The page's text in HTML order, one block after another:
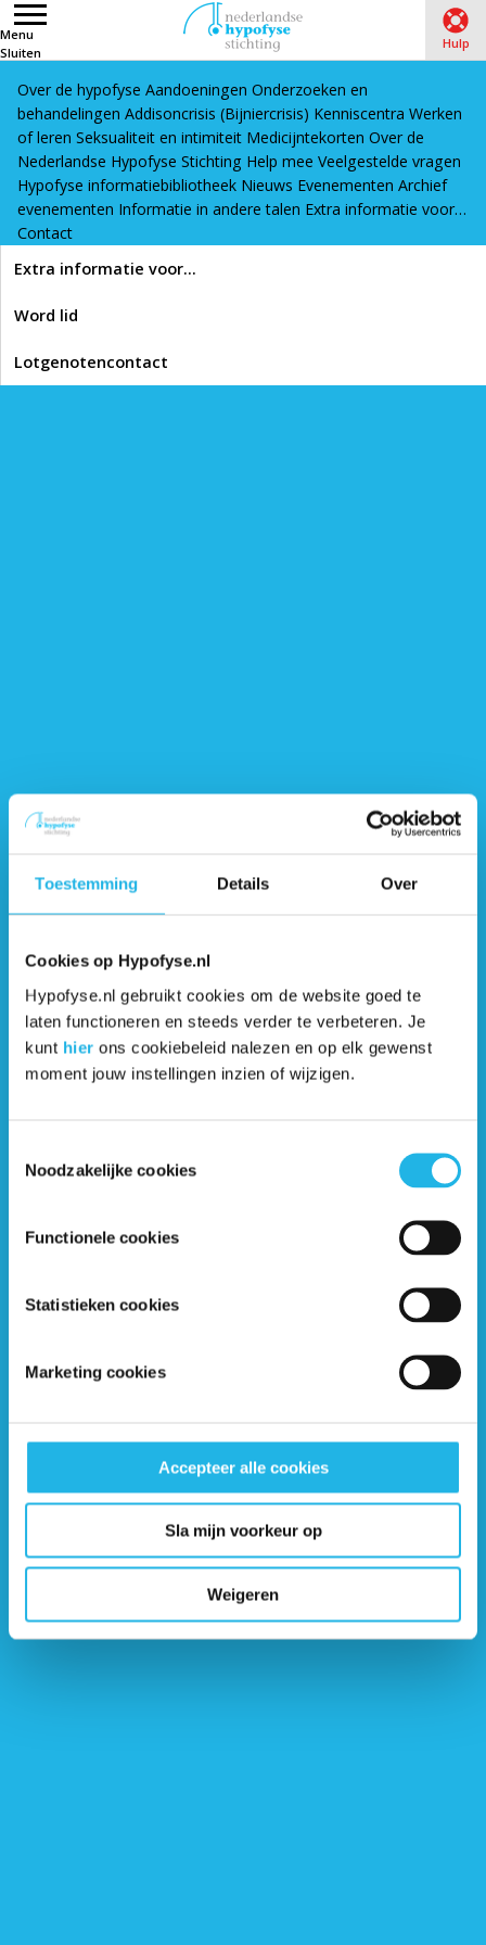
Toestemming Details Over
Cookies op Hypofyse.nl
Hypofyse.nl gebruikt cookies om de website goed te
laten functioneren en steeds verder te verbeteren. Je
kunt hier ons cookiebeleid nalezen en op elk gewenst
moment jouw instellingen inzien of wijzigen.
Noodzakelijke cookies
Functionele cookies
Statistieken cookies
Marketing cookies
Accepteer alle cookies
Sla mijn voorkeur op
Weigeren
Menu
Sluiten
Hulp
Over de hypofyse Aandoeningen Onderzoeken en
behandelingen Addisoncrisis (Bijniercrisis) Kenniscentra Werken
of leren Seksualiteit en intimiteit Medicijntekorten Over de
Nederlandse Hypofyse Stichting Help mee Veelgestelde vragen
Hypofyse informatiebibliotheek Nieuws Evenementen Archief
evenementen Informatie in andere talen Extra informatie voor…
Contact
Extra informatie voor…
Word lid
Lotgenotencontact
Word lid Lotgenotencontact
Home› Hypofyse informatiebibliotheek›Beweging,
gewicht, voeding
Lees voor
Beweging, gewicht,
voeding
In onze informatiebibliotheek vind je artikelen, video’s en links
die interessant zijn als je meer wilt weten over de hypofyse,
Ontvang 6 keer per jaar de gratis Hypofyse
Nederlandse Hypofyse Stichting
3860 BA Nijkerk
Telefonisch contact
Maandag t/m vrijdag van 9:00 tot 17:00
Bel mij terug